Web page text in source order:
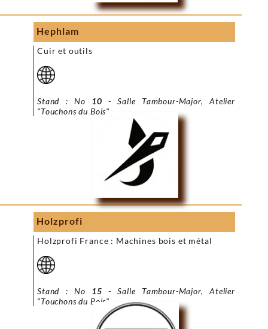
Holzprofi
Holzprofi France : Machines bois et métal
Stand : No 15 - Salle Tambour-Major, Atelier
"Touchons du Bois"
Hephlam
Cuir et outils
Stand : No 10 - Salle Tambour-Major, Atelier
"Touchons du Bois"